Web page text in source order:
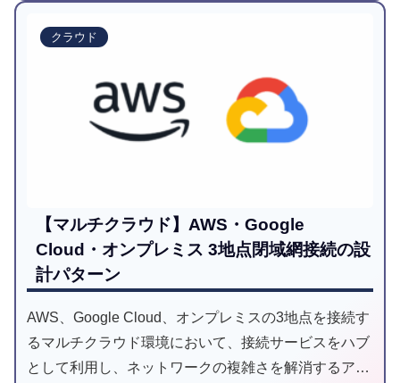
クラウド
【マルチクラウド】AWS・Google
Cloud・オンプレミス 3地点閉域網接続の設
計パターン
AWS、Google Cloud、オンプレミスの3地点を接続す
るマルチクラウド環境において、接続サービスをハブ
として利用し、ネットワークの複雑さを解消するアー